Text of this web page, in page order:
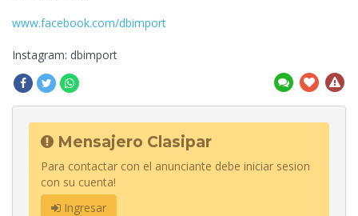
www.facebook.com/dbimport
Instagram: dbimport
Mensajero Clasipar
Para contactar con el anunciante debe iniciar sesion
con su cuenta!
Ingresar